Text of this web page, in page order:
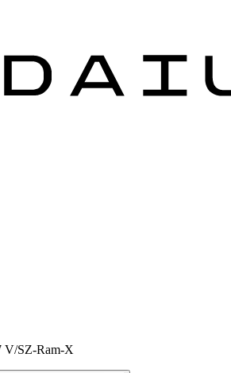
V/SZ-Ram-X